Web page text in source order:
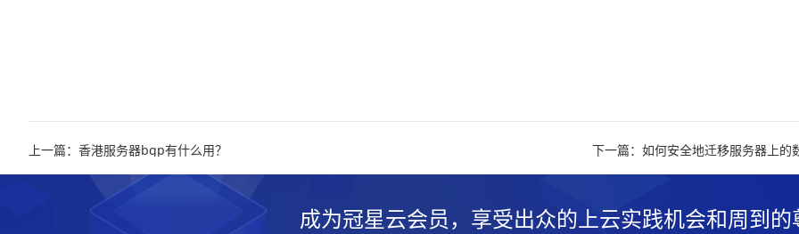
上一篇：香港服务器bgp有什么用？ 下一篇：如何安全地迁移服务器上的
成为冠星云会员，享受出众的上云实践机会和周到